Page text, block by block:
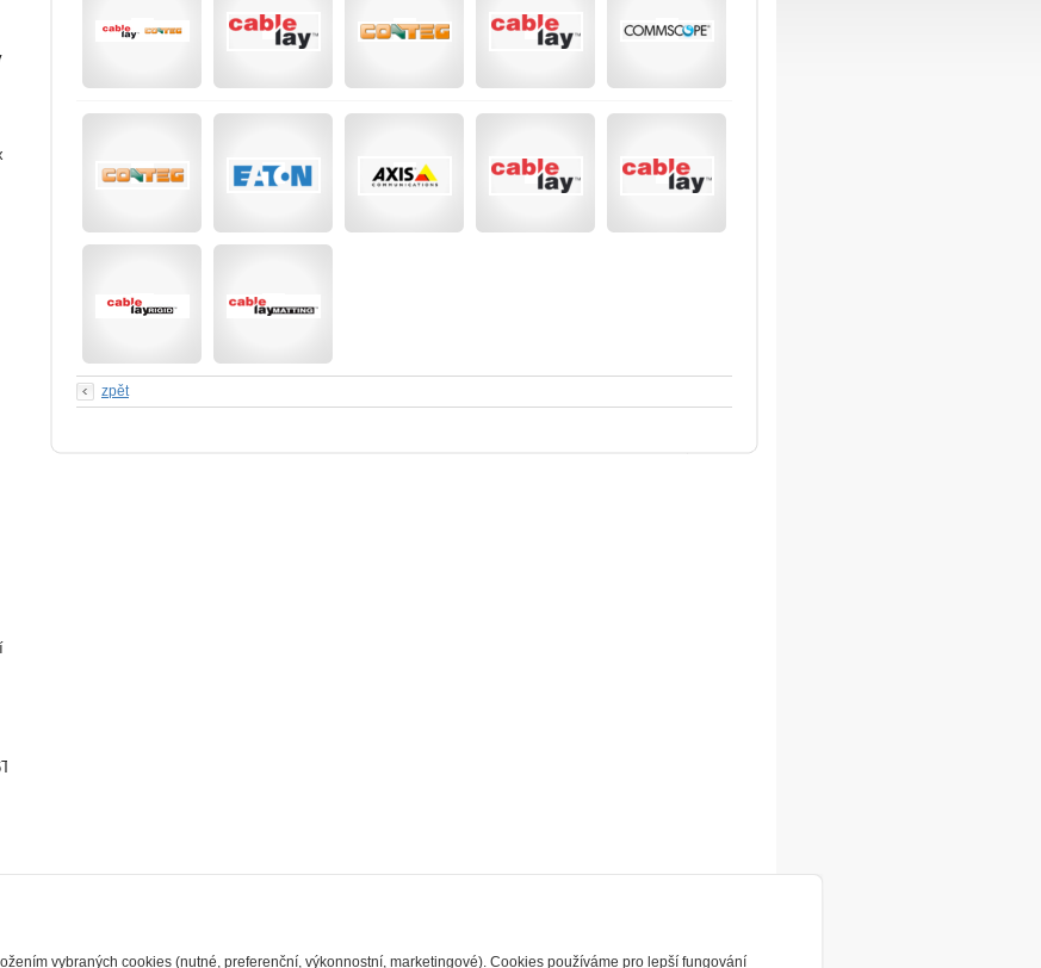
zpět
vybraných cookies (nutné, preferenční, výkonnostní, marketingové). Cookies používáme pro lepší fungování